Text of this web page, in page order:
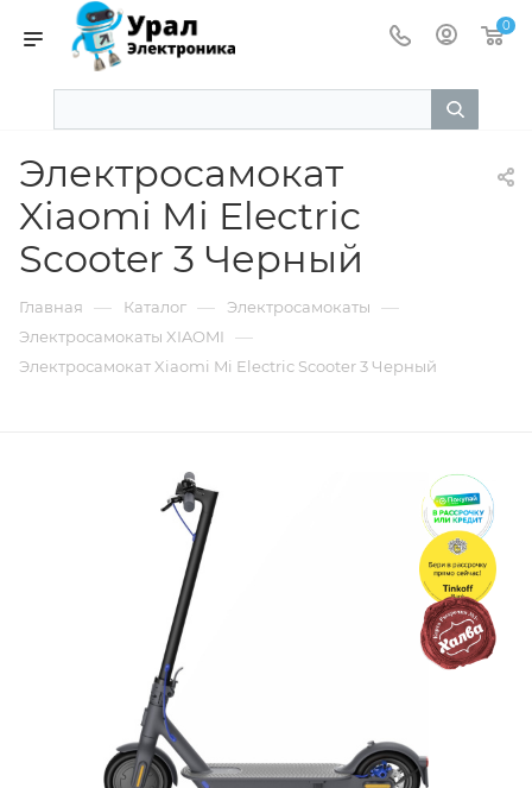
0
Электросамокат
Xiaomi Mi Electric
Scooter 3 Черный
Главная — Каталог — Электросамокаты —
Электросамокаты XIAOMI —
Электросамокат Xiaomi Mi Electric Scooter 3 Черный